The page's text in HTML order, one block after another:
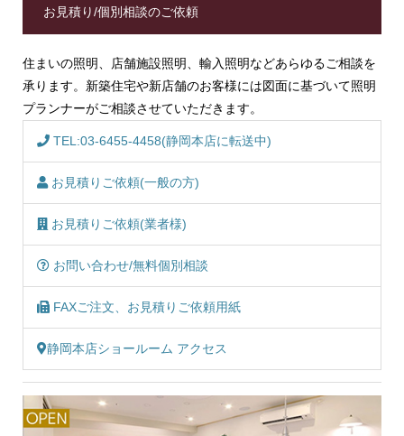
お見積り/個別相談のご依頼
住まいの照明、店舗施設照明、輸入照明などあらゆるご相談を
承ります。新築住宅や新店舗のお客様には図面に基づいて照明
プランナーがご相談させていただきます。
TEL:03-6455-4458(静岡本店に転送中)
お見積りご依頼(一般の方)
お見積りご依頼(業者様)
お問い合わせ/無料個別相談
FAXご注文、お見積りご依頼用紙
静岡本店ショールーム アクセス